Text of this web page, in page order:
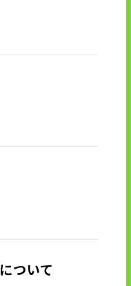
ついて